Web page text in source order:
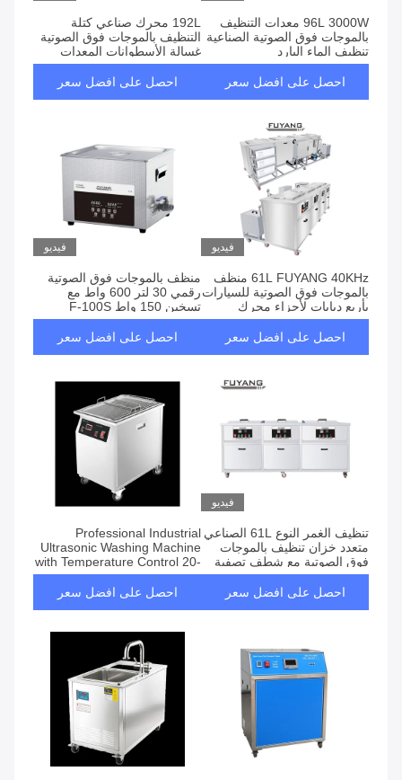
96L 3000W معدات التنظيف
بالموجات فوق الصوتية الصناعية
تنظيف الماء البارد
احصل على افضل سعر
192L محرك صناعي كتلة
التنظيف بالموجات فوق الصوتية
غسالة الأسطوانات المعدات
40KHz
احصل على افضل سعر
فيديو
61L FUYANG 40KHz منظف
بالموجات فوق الصوتية للسيارات
بأربع دبابات لأجزاء محرك
السيارة
احصل على افضل سعر
فيديو
منظف بالموجات فوق الصوتية
رقمي 30 لتر 600 واط مع
تسخين 150 واط F-100S
احصل على افضل سعر
فيديو
تنظيف الغمر النوع 61L الصناعي
متعدد خزان تنظيف بالموجات
فوق الصوتية مع شطف تصفية
وتجفيف على تردد 40 كيلو هرتز
احصل على افضل سعر
Professional Industrial
Ultrasonic Washing Machine
with Temperature Control 20-
95C and Stainless Steel
SUS304احصل على افضل سعر